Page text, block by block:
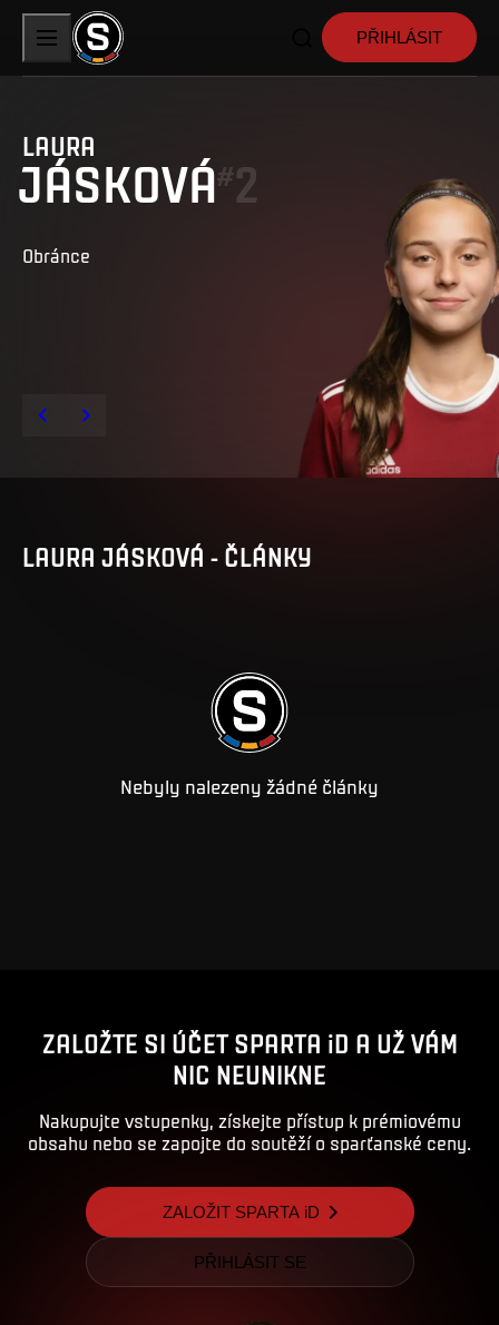
PŘIHLÁSIT
LAURA
JÁSKOVÁ#2
Obránce
LAURA JÁSKOVÁ - ČLÁNKY
Nebyly nalezeny žádné články
ZALOŽTE SI ÚČET SPARTA iD A UŽ VÁM
NIC NEUNIKNE
Nakupujte vstupenky, získejte přístup k prémiovému
obsahu nebo se zapojte do soutěží o sparťanské ceny.
ZALOŽIT SPARTA iD
PŘIHLÁSIT SE